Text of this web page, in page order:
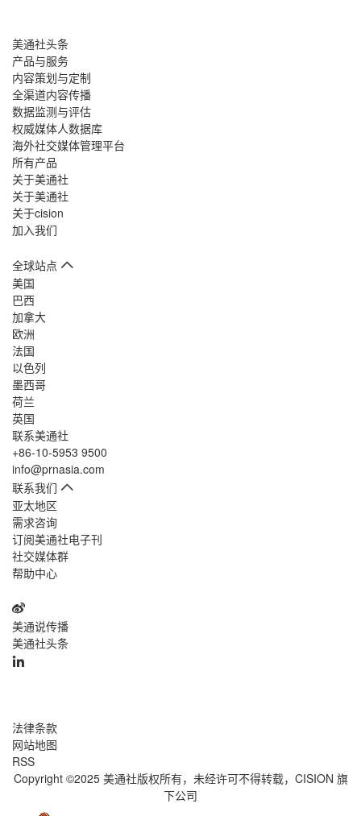
美通社头条
产品与服务
内容策划与定制
全渠道内容传播
数据监测与评估
权威媒体人数据库
海外社交媒体管理平台
所有产品
关于美通社
关于美通社
关于cision
加入我们
全球站点
美国
巴西
加拿大
欧洲
法国
以色列
墨西哥
荷兰
英国
联系美通社
+86-10-5953 9500
info@prnasia.com
联系我们
亚太地区
需求咨询
订阅美通社电子刊
社交媒体群
帮助中心
美通说传播
美通社头条
法律条款
网站地图
RSS
Copyright ©2025 美通社版权所有，未经许可不得转载， CISION 旗
下公司